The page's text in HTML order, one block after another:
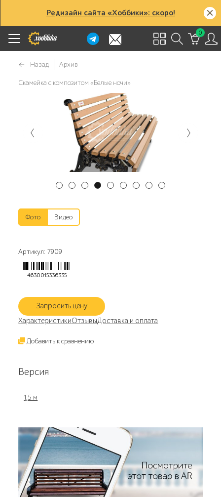
Редизайн сайта «Хоббики»: скоро!
0
Назад Архив
Скамейка с композитом «Белые ночи»
Фото Видео
Артикул: 7909
4630015336335
Запросить цену
ХарактеристикиОтзывыДоставка и оплата
Добавить к сравнению
Версия
1,5 м